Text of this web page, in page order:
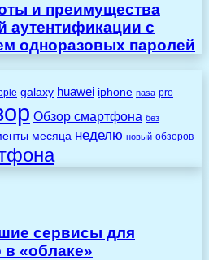
и преимущества
аутентификации с
одноразовых паролей
galaxy huawei iphone nasa pro
Обзор смартфона без
месяца неделю новый обзоров
сервисы для
«облаке»